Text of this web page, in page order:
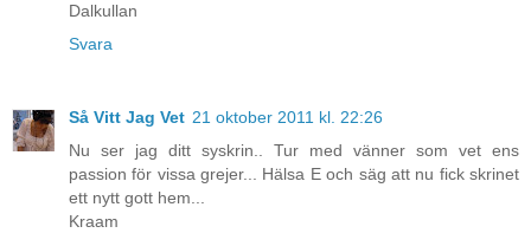
Dalkullan
Svara
Så Vitt Jag Vet 21 oktober 2011 kl. 22:26
Nu ser jag ditt syskrin.. Tur med vänner som vet ens
passion för vissa grejer... Hälsa E och säg att nu fick skrinet
ett nytt gott hem...
Kraam